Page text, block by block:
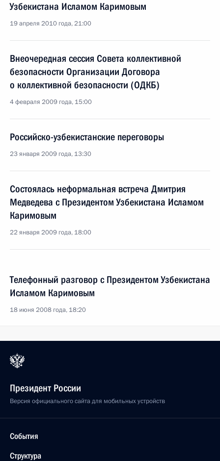
Узбекистана Исламом Каримовым
19 апреля 2010 года, 21:00
Внеочередная сессия Совета коллективной
безопасности Организации Договора
о коллективной безопасности (ОДКБ)
4 февраля 2009 года, 15:00
Российско-узбекистанские переговоры
23 января 2009 года, 13:30
Состоялась неформальная встреча Дмитрия
Медведева с Президентом Узбекистана Исламом
Каримовым
22 января 2009 года, 18:00
Телефонный разговор с Президентом Узбекистана
Исламом Каримовым
18 июня 2008 года, 18:20
Президент России
Версия официального сайта для мобильных устройств
События
Структура